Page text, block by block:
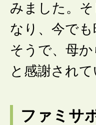
みました。
なり、今で
そうで、母
と感謝されて
ファミサ